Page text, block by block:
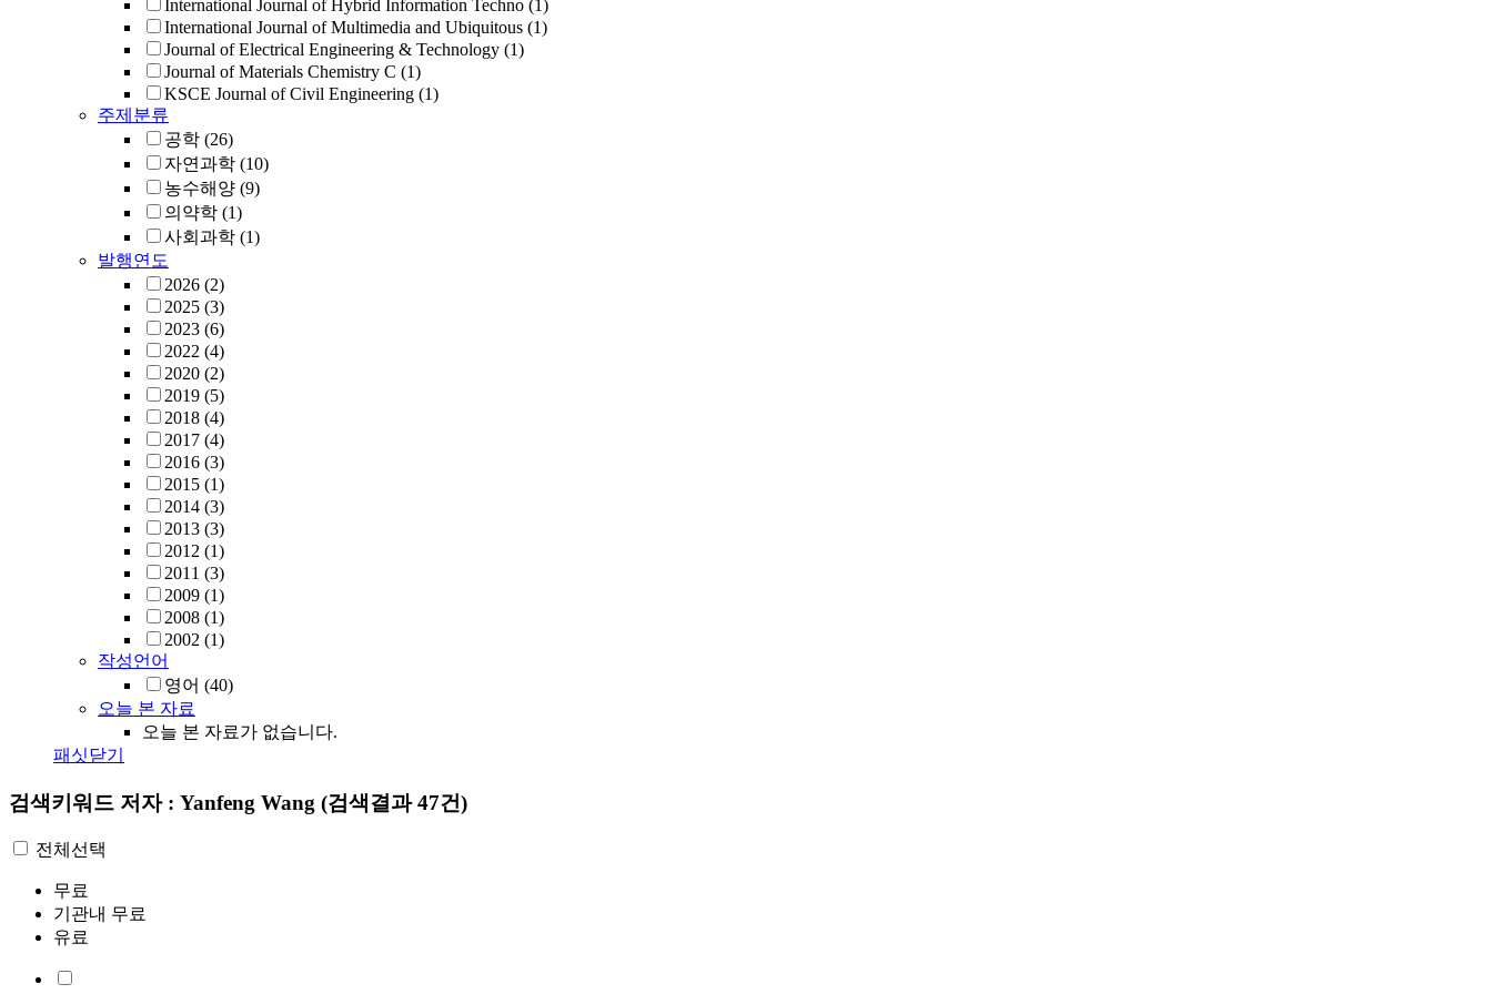
International Journal of Hybrid Information Techno (1)
International Journal of Multimedia and Ubiquitous (1)
Journal of Electrical Engineering & Technology (1)
Journal of Materials Chemistry C (1)
KSCE Journal of Civil Engineering (1)
주제분류
공학 (26)
자연과학 (10)
농수해양 (9)
의약학 (1)
사회과학 (1)
발행연도
2026 (2)
2025 (3)
2023 (6)
2022 (4)
2020 (2)
2019 (5)
2018 (4)
2017 (4)
2016 (3)
2015 (1)
2014 (3)
2013 (3)
2012 (1)
2011 (3)
2009 (1)
2008 (1)
2002 (1)
작성언어
영어 (40)
오늘 본 자료
오늘 본 자료가 없습니다.
패싯닫기
검색키워드 저자 : Yanfeng Wang (검색결과 47건)
전체선택
무료
기관내 무료
유료